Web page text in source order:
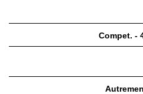
Compet. -